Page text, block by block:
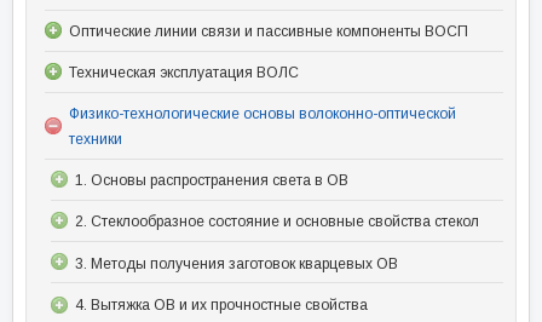
Оптические линии связи и пассивные компоненты ВОСП
Техническая эксплуатация ВОЛС
Физико-технологические основы волоконно-оптической
техники
1. Основы распространения света в ОВ
2. Стеклообразное состояние и основные свойства стекол
3. Методы получения заготовок кварцевых ОВ
4. Вытяжка ОВ и их прочностные свойства